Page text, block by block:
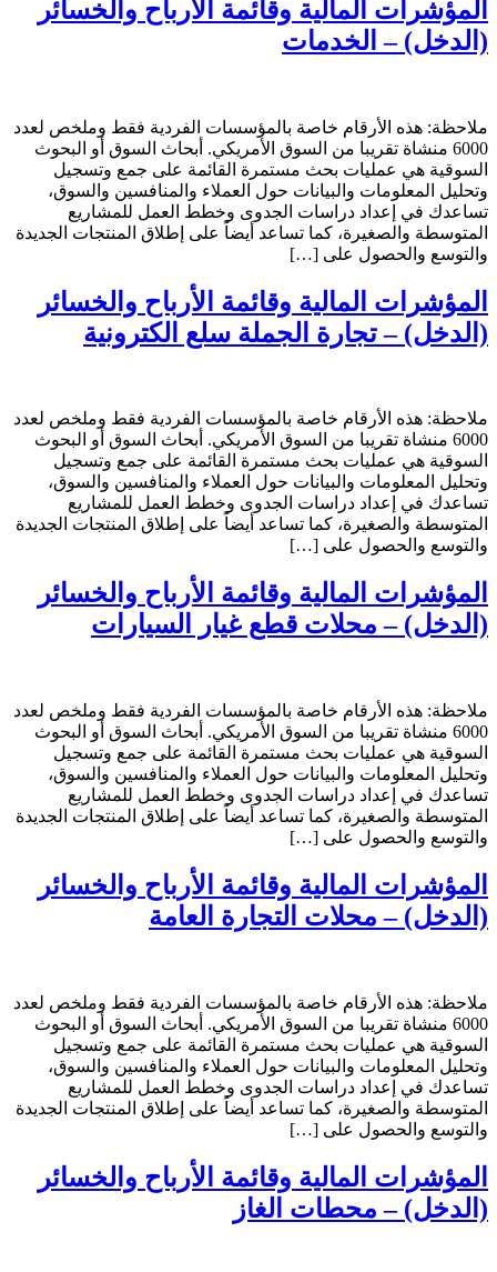
المؤشرات المالية وقائمة الأرباح والخسائر
(الدخل) – الخدمات
ملاحظة: هذه الأرقام خاصة بالمؤسسات الفردية فقط وملخص لعدد
6000 منشاة تقريبا من السوق الأمريكي. أبحاث السوق أو البحوث
السوقية هي عمليات بحث مستمرة القائمة على جمع وتسجيل
وتحليل المعلومات والبيانات حول العملاء والمنافسين والسوق،
تساعدك في إعداد دراسات الجدوى وخطط العمل للمشاريع
المتوسطة والصغيرة، كما تساعد أيضاً على إطلاق المنتجات الجديدة
والتوسع والحصول على […]
المؤشرات المالية وقائمة الأرباح والخسائر
(الدخل) – تجارة الجملة سلع الكترونية
ملاحظة: هذه الأرقام خاصة بالمؤسسات الفردية فقط وملخص لعدد
6000 منشاة تقريبا من السوق الأمريكي. أبحاث السوق أو البحوث
السوقية هي عمليات بحث مستمرة القائمة على جمع وتسجيل
وتحليل المعلومات والبيانات حول العملاء والمنافسين والسوق،
تساعدك في إعداد دراسات الجدوى وخطط العمل للمشاريع
المتوسطة والصغيرة، كما تساعد أيضاً على إطلاق المنتجات الجديدة
والتوسع والحصول على […]
المؤشرات المالية وقائمة الأرباح والخسائر
(الدخل) – محلات قطع غيار السيارات
ملاحظة: هذه الأرقام خاصة بالمؤسسات الفردية فقط وملخص لعدد
6000 منشاة تقريبا من السوق الأمريكي. أبحاث السوق أو البحوث
السوقية هي عمليات بحث مستمرة القائمة على جمع وتسجيل
وتحليل المعلومات والبيانات حول العملاء والمنافسين والسوق،
تساعدك في إعداد دراسات الجدوى وخطط العمل للمشاريع
المتوسطة والصغيرة، كما تساعد أيضاً على إطلاق المنتجات الجديدة
والتوسع والحصول على […]
المؤشرات المالية وقائمة الأرباح والخسائر
(الدخل) – محلات التجارة العامة
ملاحظة: هذه الأرقام خاصة بالمؤسسات الفردية فقط وملخص لعدد
6000 منشاة تقريبا من السوق الأمريكي. أبحاث السوق أو البحوث
السوقية هي عمليات بحث مستمرة القائمة على جمع وتسجيل
وتحليل المعلومات والبيانات حول العملاء والمنافسين والسوق،
تساعدك في إعداد دراسات الجدوى وخطط العمل للمشاريع
المتوسطة والصغيرة، كما تساعد أيضاً على إطلاق المنتجات الجديدة
والتوسع والحصول على […]
المؤشرات المالية وقائمة الأرباح والخسائر
(الدخل) – محطات الغاز